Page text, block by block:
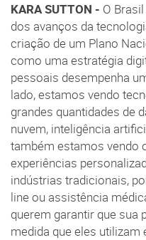
KARA SUTTON - O
dos avanços da
criação de um Plano
como uma estratégia
pessoais desempenha
lado, estamos vendo
grandes quantidades de
nuvem, inteligência
também estamos vendo
experiências
indústrias tradicionais,
line ou assistência
querem garantir que sua
medida que eles